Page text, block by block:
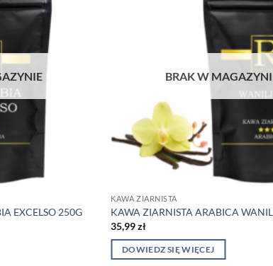
EXCELSO 250G
BRAK W
KAWA ZIARNISTA
KAWA ZIARNISTA ARABICA
35,99zł
DOWIEDZ SIĘ WIĘCEJ